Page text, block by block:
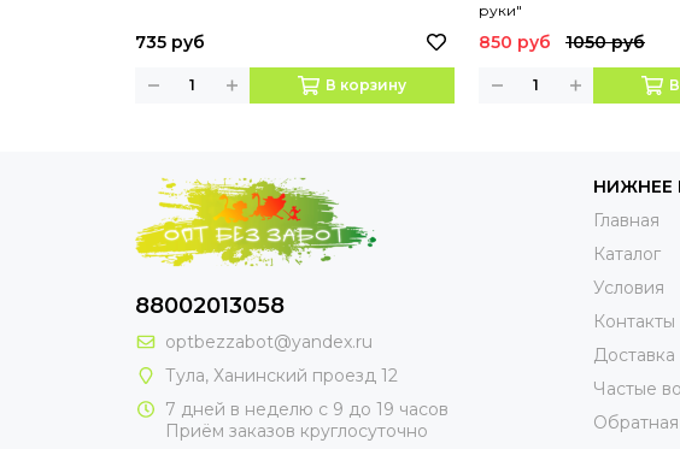
735 руб
В корзину
руки"
850 руб 1050 руб
88002013058
optbezzabot@yandex.ru
Тула, Ханинский проезд 12
7 дней в неделю с 9 до 19 часов
Приём заказов круглосуточно
НИЖНЕЕ
Главная
Каталог
Условия
Контакты
Доставка
Частые
Обратная